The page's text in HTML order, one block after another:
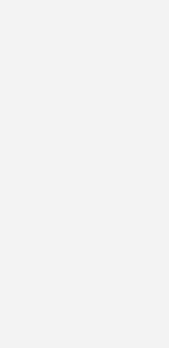
2022